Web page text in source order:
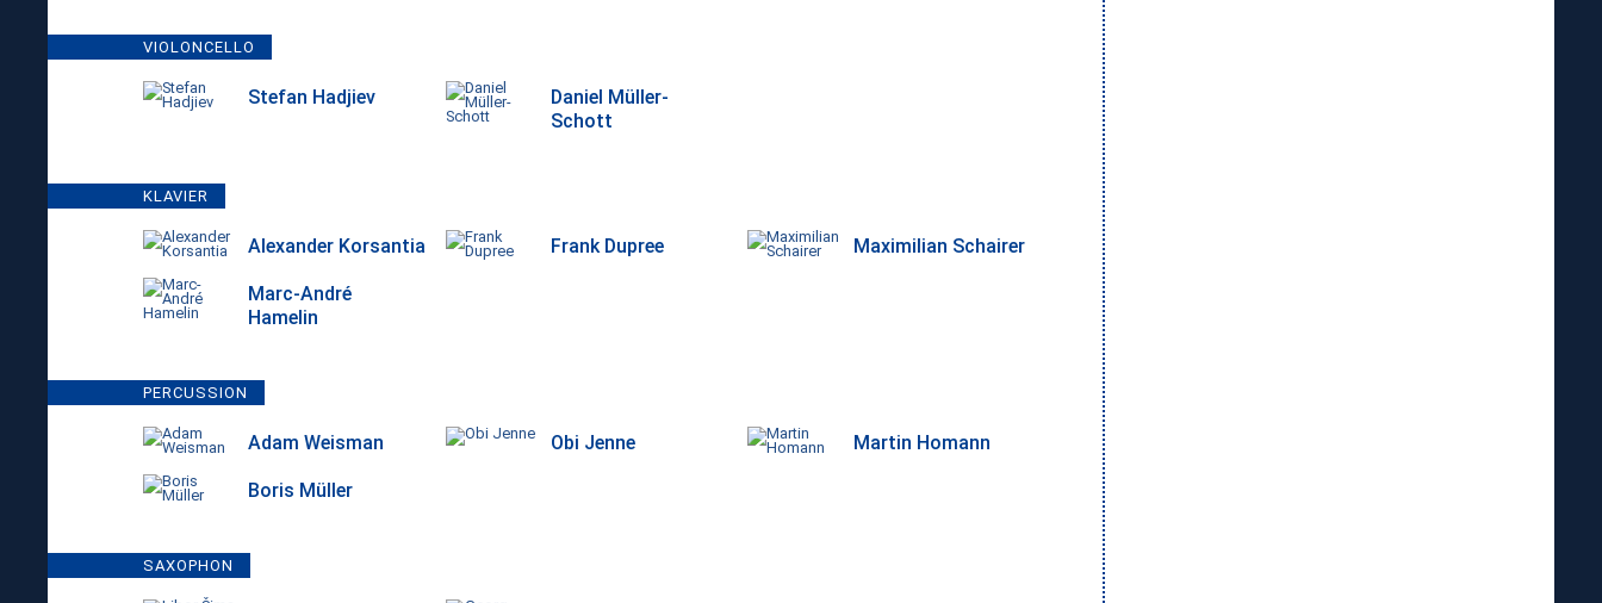
VIOLONCELLO
Stefan Hadjiev
Daniel Müller-
Schott
KLAVIER
Alexander Korsantia Frank Dupree Maximilian Schairer
Marc-André
Hamelin
PERCUSSION
Adam Weisman Obi Jenne Martin Homann
Boris Müller
SAXOPHON